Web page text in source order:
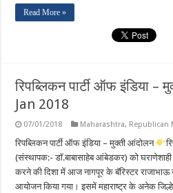
Read More »
रिपब्लिकन पार्टी ऑफ इंडिया –
Jan 2018
07/01/2018 Maharashtra, Republican
रिपब्लिकन पार्टी ऑफ इंडिया – मुक्ती आंदोलन
(संस्थापक:- डाॅ.बाबासाहेब आंबेडकर) को
करने की दिशा में आज नागपूर के बॅरिस्टर राजाभाऊ
आयोजन किया गया। इसमें महाराष्ट्र के अनेक